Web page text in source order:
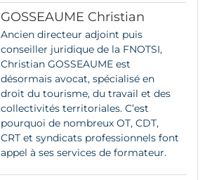
GOSSEAUME Christian
Ancien directeur adjoint puis
conseiller juridique de la FNOTSI,
Christian GOSSEAUME est
désormais avocat, spécialisé en
droit du tourisme, du travail et des
collectivités territoriales. C’est
pourquoi de nombreux OT, CDT,
CRT et syndicats professionnels font
appel à ses services de formateur.